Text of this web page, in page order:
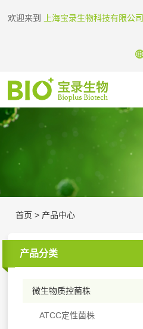
欢迎来到 上海宝录生物科技有限公司
首页 > 产品中心
产品分类
微生物质控菌株
ATCC定性菌株